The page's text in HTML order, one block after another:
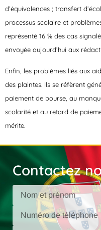
d’équivalences ; transfert
processus scolaire et
représenté 16 % des cas
envoyée aujourd’hui aux
Enfin, les problèmes liés aux
des plaintes. Ils se réfèrent
paiement de bourse, au
scolarité et au retard de
mérite.
Contactez